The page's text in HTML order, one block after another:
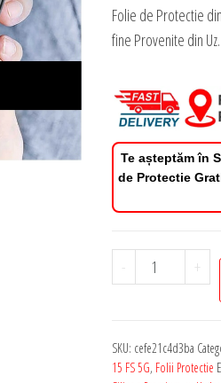
Folie de Protectie
fine Provenite din
Te așteptăm în
de Protectie
-
Cantitate
Folie
Privacy
+
SKU: cefe21c4d3ba
15 FS 5G, Folii Protectie